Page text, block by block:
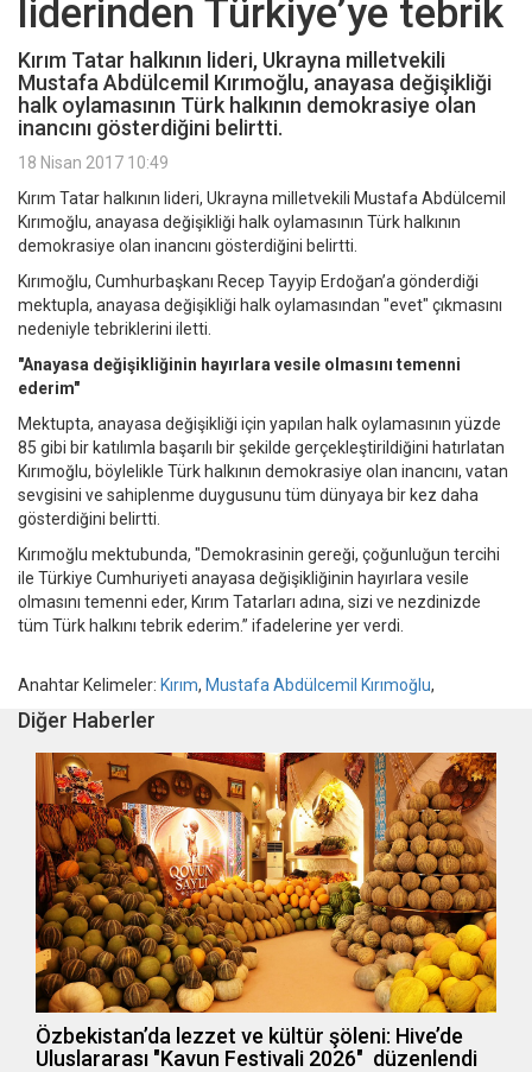
liderinden Türkiye’ye tebrik
Kırım Tatar halkının lideri, Ukrayna milletvekili
Mustafa Abdülcemil Kırımoğlu, anayasa değişikliği
halk oylamasının Türk halkının demokrasiye olan
inancını gösterdiğini belirtti.
18 Nisan 2017 10:49
Kırım Tatar halkının lideri, Ukrayna milletvekili Mustafa Abdülcemil
Kırımoğlu, anayasa değişikliği halk oylamasının Türk halkının
demokrasiye olan inancını gösterdiğini belirtti.
Kırımoğlu, Cumhurbaşkanı Recep Tayyip Erdoğan’a gönderdiği
mektupla, anayasa değişikliği halk oylamasından "evet" çıkmasını
nedeniyle tebriklerini iletti.
"Anayasa değişikliğinin hayırlara vesile olmasını temenni
ederim"
Mektupta, anayasa değişikliği için yapılan halk oylamasının yüzde
85 gibi bir katılımla başarılı bir şekilde gerçekleştirildiğini hatırlatan
Kırımoğlu, böylelikle Türk halkının demokrasiye olan inancını, vatan
sevgisini ve sahiplenme duygusunu tüm dünyaya bir kez daha
gösterdiğini belirtti.
Kırımoğlu mektubunda, "Demokrasinin gereği, çoğunluğun tercihi
ile Türkiye Cumhuriyeti anayasa değişikliğinin hayırlara vesile
olmasını temenni eder, Kırım Tatarları adına, sizi ve nezdinizde
tüm Türk halkını tebrik ederim.” ifadelerine yer verdi.
Anahtar Kelimeler: Kırım, Mustafa Abdülcemil Kırımoğlu,
Diğer Haberler
Özbekistan’da lezzet ve kültür şöleni: Hive’de
Uluslararası "Kavun Festivali 2026" düzenlendi